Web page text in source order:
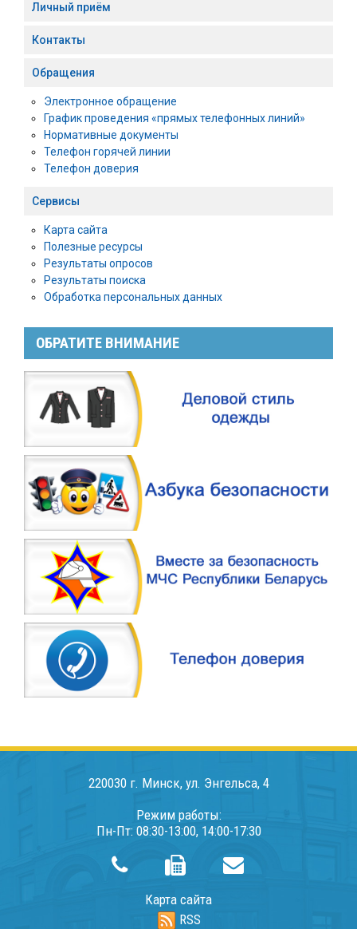
Личный приём
Контакты
Обращения
Электронное обращение
График проведения «прямых телефонных линий»
Нормативные документы
Телефон горячей линии
Телефон доверия
Сервисы
Карта сайта
Полезные ресурсы
Результаты опросов
Результаты поиска
Обработка персональных данных
ОБРАТИТЕ ВНИМАНИЕ
220030 г. Минск, ул. Энгельса, 4
Режим работы:
Пн-Пт: 08:30-13:00, 14:00-17:30
Карта сайта
RSS